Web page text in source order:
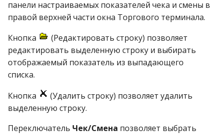
панели настраиваемых показателей чека и смены в
правой верхней части окна Торгового терминала.
Кнопка
(Редактировать строку) позволяет
редактировать выделенную строку и выбирать
отображаемый показатель из выпадающего
списка.
Кнопка
(Удалить строку) позволяет удалить
выделенную строку.
Переключатель Чек/Смена позволяет выбрать